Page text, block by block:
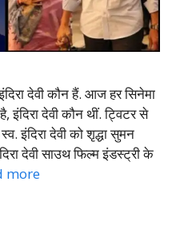
देवी कौन हैं. आज हर सिनेमा
इंदिरा देवी कौन थीं. ट्विटर से
देवी को शृद्धा सुमन
देवी साउथ फिल्म इंडस्ट्री के
more